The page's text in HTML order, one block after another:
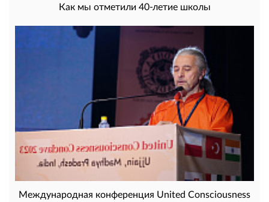
Как мы отметили 40-летие школы
Международная конференция United Consciousness